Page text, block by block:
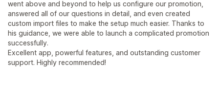
went above and beyond to help us configure our promotion,
answered all of our questions in detail, and even created
custom import files to make the setup much easier. Thanks to
his guidance, we were able to launch a complicated promotion
successfully.
Excellent app, powerful features, and outstanding customer
support. Highly recommended!